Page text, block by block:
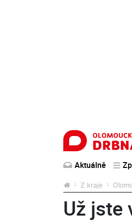
Aktuálně
Z kraje
Už jste